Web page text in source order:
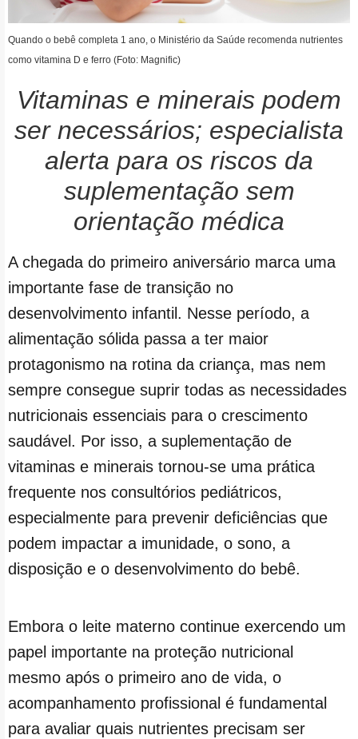
Quando o bebê completa 1 ano, o Ministério da Saúde recomenda nutrientes
como vitamina D e ferro (Foto: Magnific)
Vitaminas e minerais podem
ser necessários; especialista
alerta para os riscos da
suplementação sem
orientação médica
A chegada do primeiro aniversário marca uma
importante fase de transição no
desenvolvimento infantil. Nesse período, a
alimentação sólida passa a ter maior
protagonismo na rotina da criança, mas nem
sempre consegue suprir todas as necessidades
nutricionais essenciais para o crescimento
saudável. Por isso, a suplementação de
vitaminas e minerais tornou-se uma prática
frequente nos consultórios pediátricos,
especialmente para prevenir deficiências que
podem impactar a imunidade, o sono, a
disposição e o desenvolvimento do bebê.
Embora o leite materno continue exercendo um
papel importante na proteção nutricional
mesmo após o primeiro ano de vida, o
acompanhamento profissional é fundamental
para avaliar quais nutrientes precisam ser